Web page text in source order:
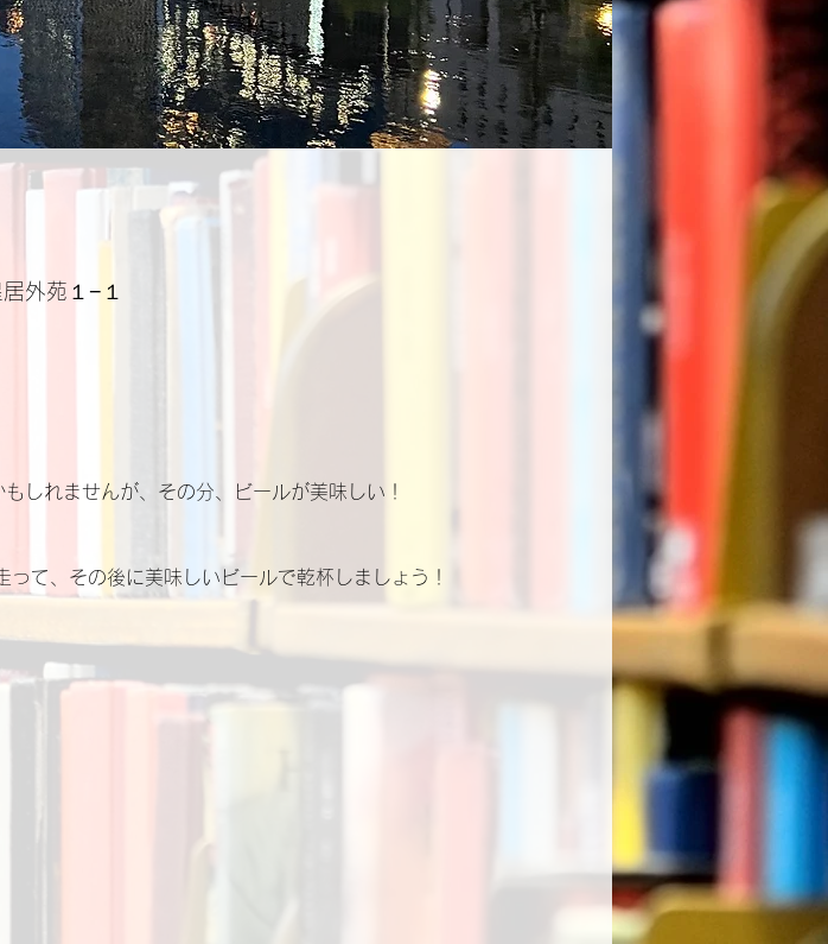
外苑１−１
しれませんが、その分、ビールが美味しい！
て、その後に美味しいビールで乾杯しましょう！